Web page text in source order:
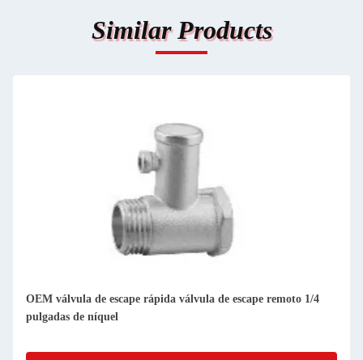
Similar Products
OEM válvula de escape rápida válvula de escape remoto 1/4
pulgadas de níquel